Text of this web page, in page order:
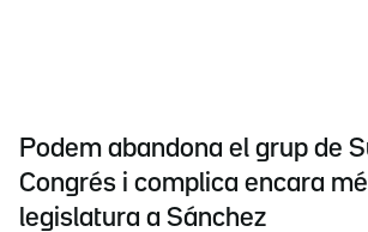
Podem abandona el grup de
Congrés i complica encara
legislatura a Sánchez